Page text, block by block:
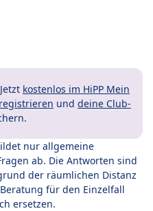
Jetzt kostenlos im HiPP Mein
und deine Club-
nur allgemeine
ab. Die Antworten sind
der räumlichen Distanz
für den Einzelfall
ersetzen.